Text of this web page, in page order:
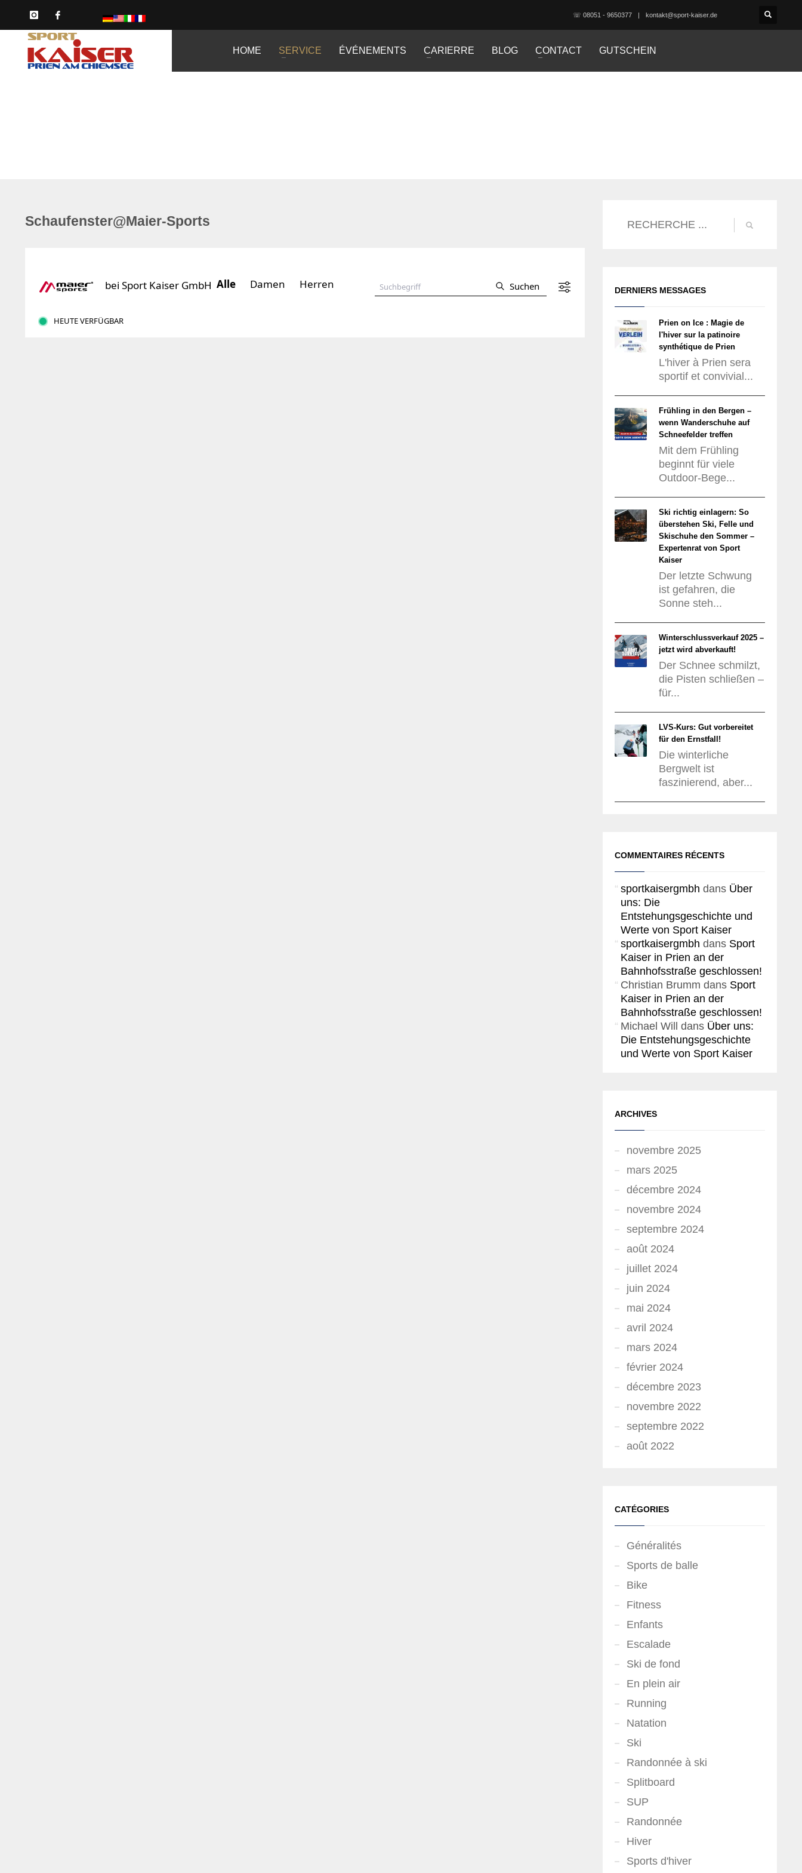
☏ 08051 - 9650377 kontakt@sport-kaiser.de
HOME SERVICE ÉVÉNEMENTS CARIERRE BLOG CONTACT GUTSCHEIN
Schaufenster@Maier-Sports
DERNIERS MESSAGES
Prien on Ice : Magie de
l'hiver sur la patinoire
synthétique de Prien
L'hiver à Prien sera
sportif et convivial...
Frühling in den Bergen –
wenn Wanderschuhe auf
Schneefelder treffen
Mit dem Frühling
beginnt für viele
Outdoor-Bege...
Ski richtig einlagern: So
überstehen Ski, Felle und
Skischuhe den Sommer –
Expertenrat von Sport
Kaiser
Der letzte Schwung
ist gefahren, die
Sonne steh...
Winterschlussverkauf 2025 –
jetzt wird abverkauft!
Der Schnee schmilzt,
die Pisten schließen –
für...
LVS-Kurs: Gut vorbereitet
für den Ernstfall!
Die winterliche
Bergwelt ist
faszinierend, aber...
COMMENTAIRES RÉCENTS
sportkaisergmbh dans Über
uns: Die
Entstehungsgeschichte und
Werte von Sport Kaiser
sportkaisergmbh dans Sport
Kaiser in Prien an der
Bahnhofsstraße geschlossen!
Christian Brumm dans Sport
Kaiser in Prien an der
Bahnhofsstraße geschlossen!
Michael Will
dans Über uns:
Die Entstehungsgeschichte
und Werte von Sport Kaiser
ARCHIVES
novembre 2025
mars 2025
décembre 2024
novembre 2024
septembre 2024
août 2024
juillet 2024
juin 2024
mai 2024
avril 2024
mars 2024
février 2024
décembre 2023
novembre 2022
septembre 2022
août 2022
CATÉGORIES
Généralités
Sports de balle
Bike
Fitness
Enfants
Escalade
Ski de fond
En plein air
Running
Natation
Ski
Randonnée à ski
Splitboard
SUP
Randonnée
Hiver
Sports d'hiver